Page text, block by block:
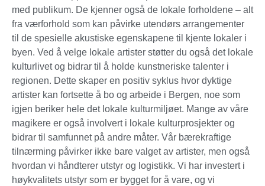
med publikum. De kjenner også de lokale forholdene – alt
fra værforhold som kan påvirke utendørs arrangementer
til de spesielle akustiske egenskapene til kjente lokaler i
byen. Ved å velge lokale artister støtter du også det lokale
kulturlivet og bidrar til å holde kunstneriske talenter i
regionen. Dette skaper en positiv syklus hvor dyktige
artister kan fortsette å bo og arbeide i Bergen, noe som
igjen beriker hele det lokale kulturmiljøet. Mange av våre
magikere er også involvert i lokale kulturprosjekter og
bidrar til samfunnet på andre måter. Vår bærekraftige
tilnærming påvirker ikke bare valget av artister, men også
hvordan vi håndterer utstyr og logistikk. Vi har investert i
høykvalitets utstyr som er bygget for å vare, og vi